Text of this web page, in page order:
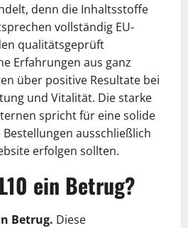
denn die Inhaltsstoffe
vollständig EU-
qualitätsgeprüft
Erfahrungen aus ganz
über positive Resultate bei
und Vitalität. Die starke
spricht für eine solide
ausschließlich
erfolgen sollten.
ein Betrug?
Betrug. Diese